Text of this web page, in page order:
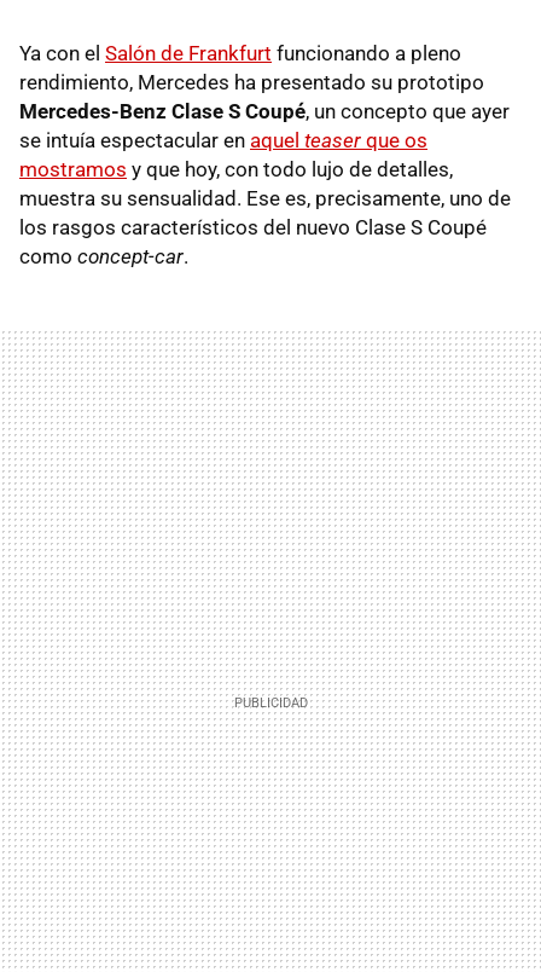
Ya con el Salón de Frankfurt funcionando a pleno
rendimiento, Mercedes ha presentado su prototipo
Mercedes-Benz Clase S Coupé, un concepto que ayer
se intuía espectacular en aquel teaser que os
mostramos y que hoy, con todo lujo de detalles,
muestra su sensualidad. Ese es, precisamente, uno de
los rasgos característicos del nuevo Clase S Coupé
como concept-car.